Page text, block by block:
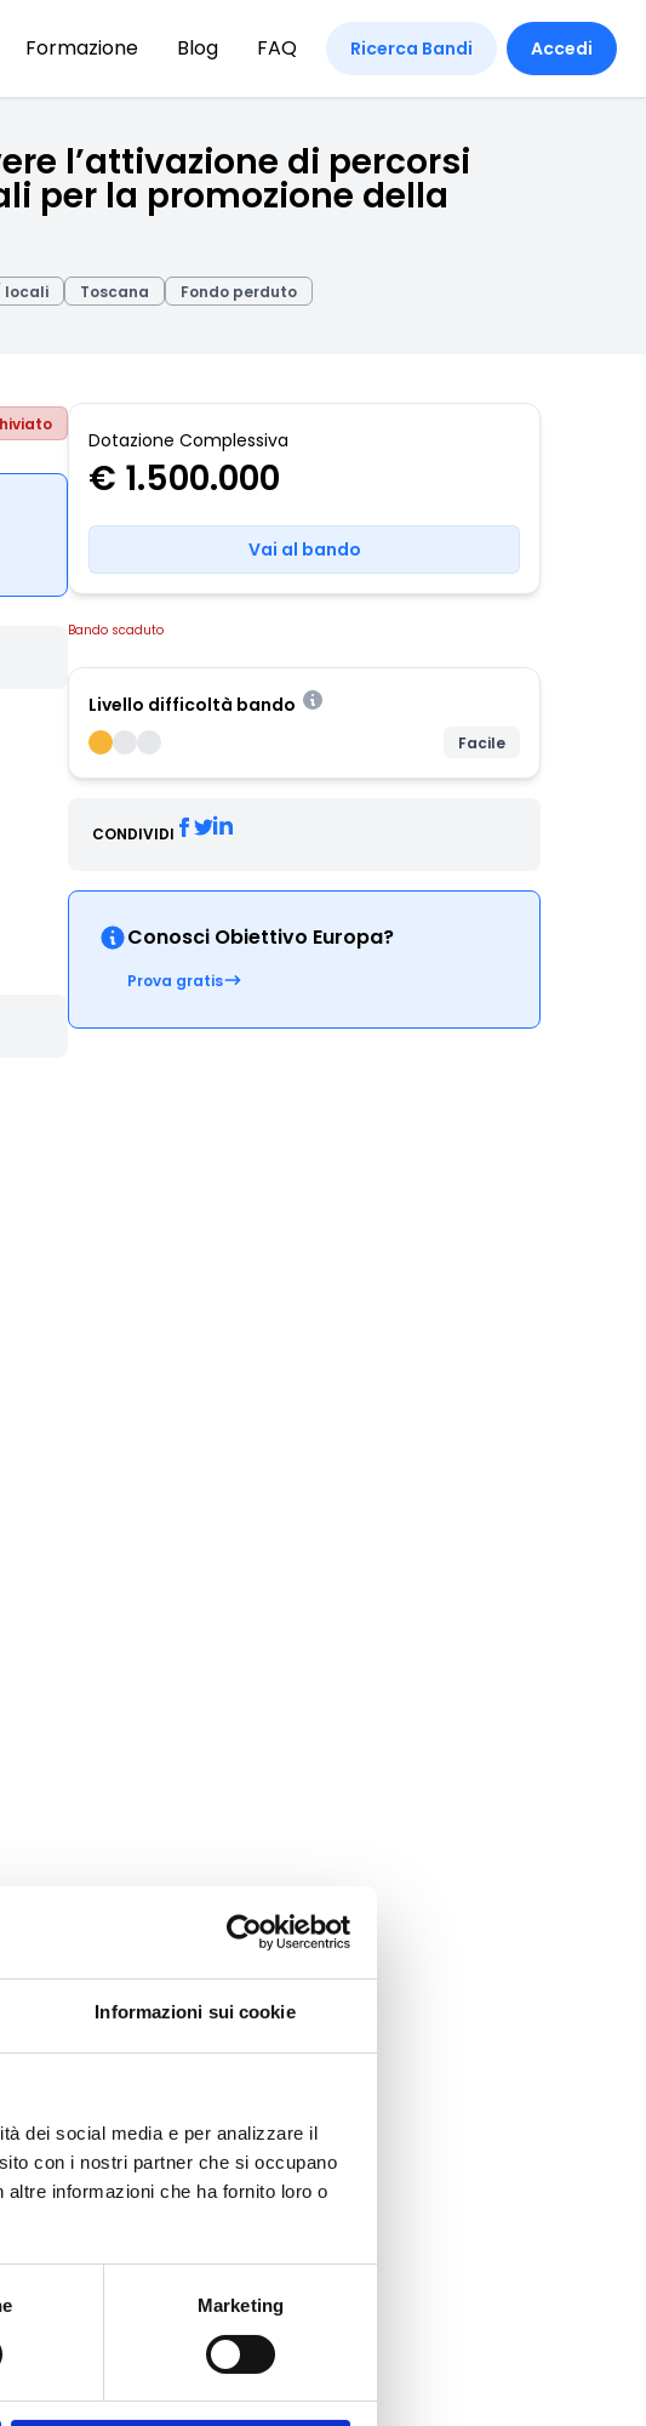
Informazioni sui cookie
dei social media e per analizzare il
con i nostri partner che si occupano
informazioni che ha fornito loro o
Marketing
Formazione Blog FAQ Ricerca Bandi Accedi
l’attivazione di percorsi
per la promozione della
locali Toscana Fondo perduto
Dotazione Complessiva
€ 1.500.000
Vai al bando
Bando scaduto
Livello difficoltà bando
Facile
CONDIVIDI
Conosci Obiettivo Europa?
Prova gratis